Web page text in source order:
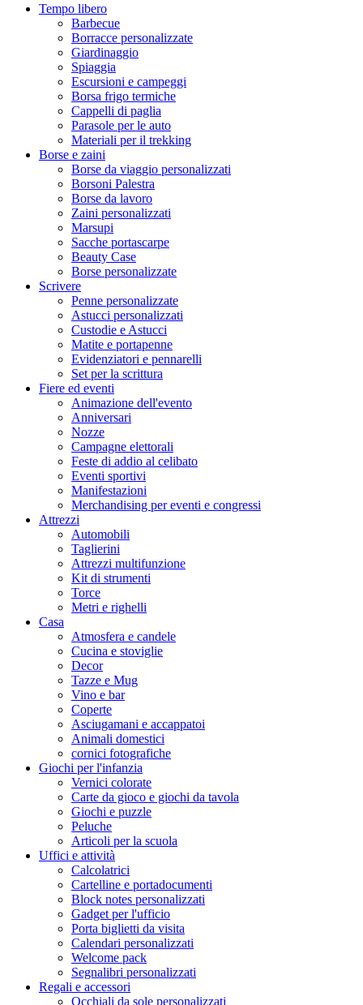
Tempo libero
Barbecue
Borracce personalizzate
Giardinaggio
Spiaggia
Escursioni e campeggi
Borsa frigo termiche
Cappelli di paglia
Parasole per le auto
Materiali per il trekking
Borse e zaini
Borse da viaggio personalizzati
Borsoni Palestra
Borse da lavoro
Zaini personalizzati
Marsupi
Sacche portascarpe
Beauty Case
Borse personalizzate
Scrivere
Penne personalizzate
Astucci personalizzati
Custodie e Astucci
Matite e portapenne
Evidenziatori e pennarelli
Set per la scrittura
Fiere ed eventi
Animazione dell'evento
Anniversari
Nozze
Campagne elettorali
Feste di addio al celibato
Eventi sportivi
Manifestazioni
Merchandising per eventi e congressi
Attrezzi
Automobili
Taglierini
Attrezzi multifunzione
Kit di strumenti
Torce
Metri e righelli
Casa
Atmosfera e candele
Cucina e stoviglie
Decor
Tazze e Mug
Vino e bar
Coperte
Asciugamani e accappatoi
Animali domestici
cornici fotografiche
Giochi per l'infanzia
Vernici colorate
Carte da gioco e giochi da tavola
Giochi e puzzle
Peluche
Articoli per la scuola
Uffici e attività
Calcolatrici
Cartelline e portadocumenti
Block notes personalizzati
Gadget per l'ufficio
Porta biglietti da visita
Calendari personalizzati
Welcome pack
Segnalibri personalizzati
Regali e accessori
Occhiali da sole personalizzati